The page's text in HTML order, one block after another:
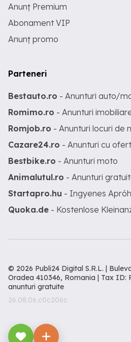
Anunț Premium
Abonament VIP
Anunț promo
Parteneri
Bestauto.ro - Anunturi auto/
Romimo.ro - Anunturi
Romjob.ro - Anunturi locuri de
Cazare24.ro - Anunturi cu
Bestbike.ro - Anunturi moto
Animalutul.ro - Anunturi
Startapro.hu - Ingyenes
Quoka.de - Kostenlose
© 2026 Publi24 Digital S.R.L. |
Oradea 410346, Romania | Tax ID:
anunturi gratuite
26.08.06.c0c206c